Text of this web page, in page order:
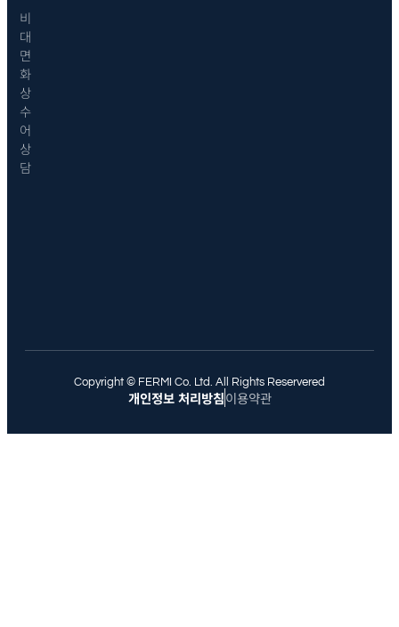
비
대
면
화
상
수
어
상
담
Copyright © FERMI Co. Ltd. All Rights Reservered
개인정보 처리방침이용약관